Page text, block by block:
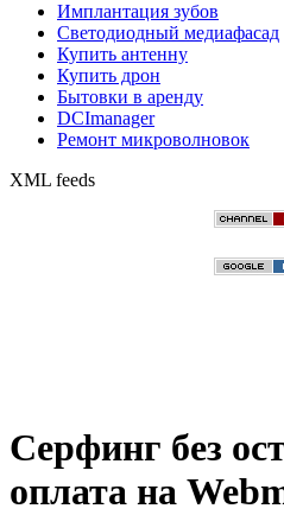
Имплантация зубов
Светодиодный медиафасад
Купить антенну
Купить дрон
Бытовки в аренду
DCImanager
Ремонт микроволновок
XML feeds
Серфинг без
оплата на